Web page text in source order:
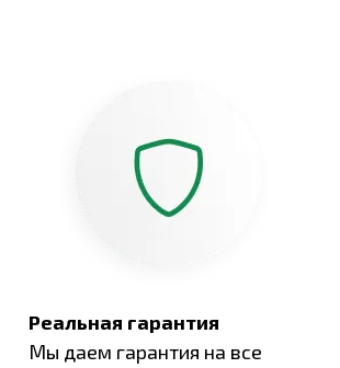
Реальная гарантия
Мы даем гарантия на все